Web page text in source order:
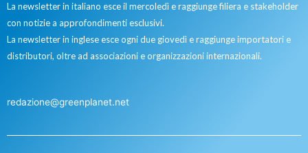
La newsletter in italiano esce il mercoledì e raggiunge filiera e stakeholder
con notizie a approfondimenti esclusivi.
La newsletter in inglese esce ogni due giovedì e raggiunge importatori e
distributori, oltre ad associazioni e organizzazioni internazionali.
redazione@greenplanet.net